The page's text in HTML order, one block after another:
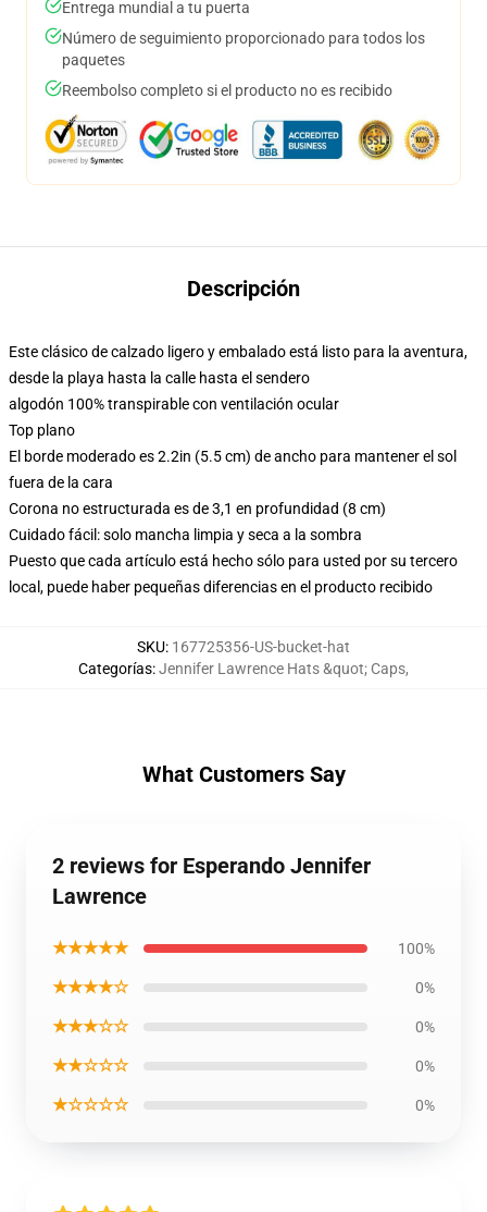
Entrega mundial a tu puerta
Número de seguimiento proporcionado para todos los
paquetes
Reembolso completo si el producto no es recibido
Descripción
Este clásico de calzado ligero y embalado está listo para la aventura,
desde la playa hasta la calle hasta el sendero
algodón 100% transpirable con ventilación ocular
Top plano
El borde moderado es 2.2in (5.5 cm) de ancho para mantener el sol
fuera de la cara
Corona no estructurada es de 3,1 en profundidad (8 cm)
Cuidado fácil: solo mancha limpia y seca a la sombra
Puesto que cada artículo está hecho sólo para usted por su tercero
local, puede haber pequeñas diferencias en el producto recibido
SKU: 167725356-US-bucket-hat
Categorías:Jennifer Lawrence Hats &quot; Caps,
What Customers Say
2 reviews for Esperando Jennifer
Lawrence
★★★★★ 100%
★★★★☆ 0%
★★★☆☆ 0%
★★☆☆☆ 0%
★☆☆☆☆ 0%